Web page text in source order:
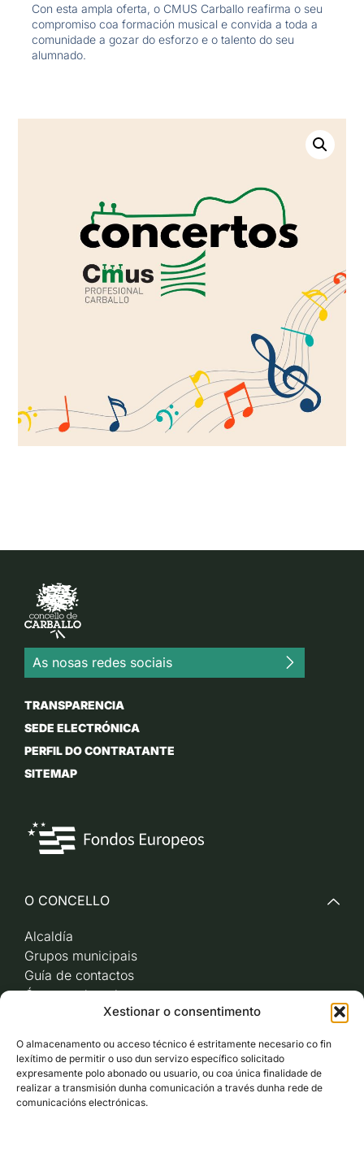
Xestionar o consentimento
O almacenamento ou acceso técnico é estritamente necesario co fin
lexítimo de permitir o uso dun servizo específico solicitado
expresamente polo abonado ou usuario, ou coa única finalidade de
realizar a transmisión dunha comunicación a través dunha rede de
comunicacións electrónicas.
Con esta ampla oferta, o CMUS Carballo reafirma o seu
compromiso coa formación musical e convida a toda a
comunidade a gozar do esforzo e o talento do seu
alumnado.
As nosas redes sociais
TRANSPARENCIA
SEDE ELECTRÓNICA
PERFIL DO CONTRATANTE
SITEMAP
O CONCELLO
Alcaldía
Grupos municipais
Guía de contactos
Órganos de goberno
Acceso a videoactas
xunta de goberno local
Imaxe corporativa
CARBALLO AO DÍA